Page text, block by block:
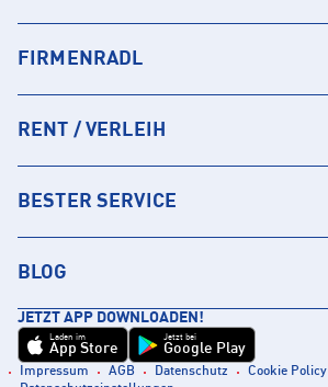
FIRMENRADL
RENT / VERLEIH
BESTER SERVICE
BLOG
JETZT APP DOWNLOADEN!
Laden im
App Store
Jetzt bei
Google Play
Impressum AGB Datenschutz
Cookie Policy